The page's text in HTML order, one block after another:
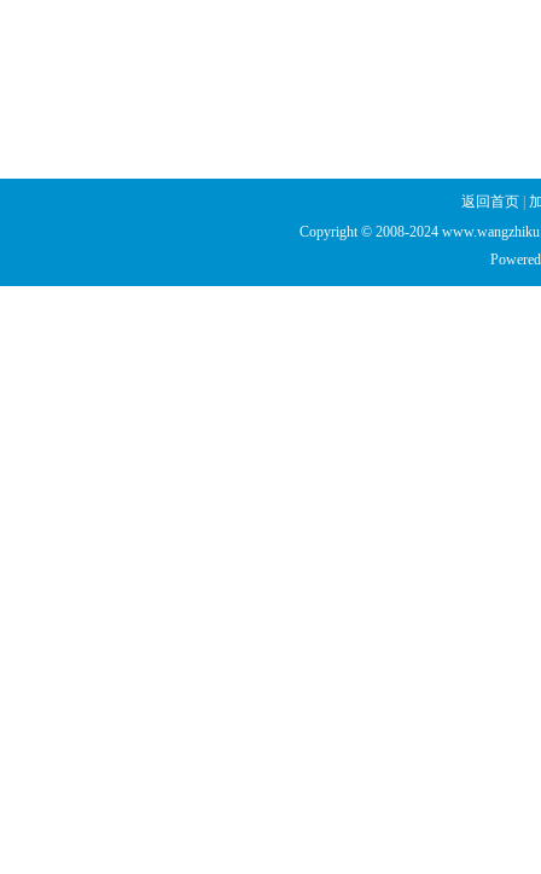
返回首页
Copyright © 2008-2024